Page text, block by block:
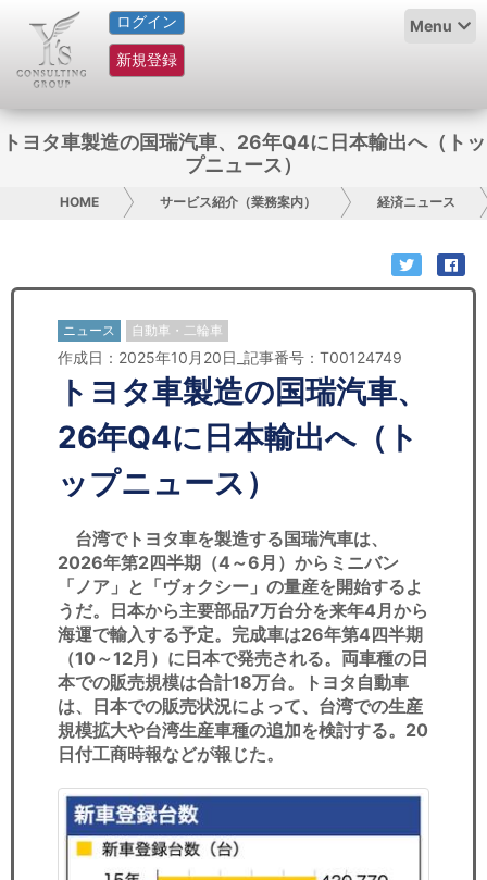
ログイン
新規登録
Menu
HOME
サービス紹介
コラム
お問い合わせ
日本人にPR
コンサルティング
リサーチ
セミナー
経済ニュース
労務顧問
ＩＴ
飲食店情報
トヨタ車製造の国瑞汽車、26年Q4に日本輸出へ（トッ
プニュース）
HOME サービス紹介（業務案内） 経済ニュース
ニュース 自動車・二輪車
作成日：2025年10月20日_記事番号：T00124749
トヨタ車製造の国瑞汽車、
26年Q4に日本輸出へ（ト
ップニュース）
台湾でトヨタ車を製造する国瑞汽車は、
2026年第2四半期（4～6月）からミニバン
「ノア」と「ヴォクシー」の量産を開始するよ
うだ。日本から主要部品7万台分を来年4月から
海運で輸入する予定。完成車は26年第4四半期
（10～12月）に日本で発売される。両車種の日
本での販売規模は合計18万台。トヨタ自動車
は、日本での販売状況によって、台湾での生産
規模拡大や台湾生産車種の追加を検討する。20
日付工商時報などが報じた。